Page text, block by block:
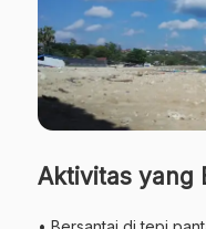
Aktivitas yang